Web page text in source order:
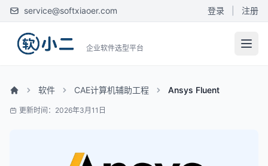
service@softxiaoer.com 登录 注册
企业软件选型平台
软件 CAE计算机辅助工程 Ansys Fluent
更新时间：2026年3月11日